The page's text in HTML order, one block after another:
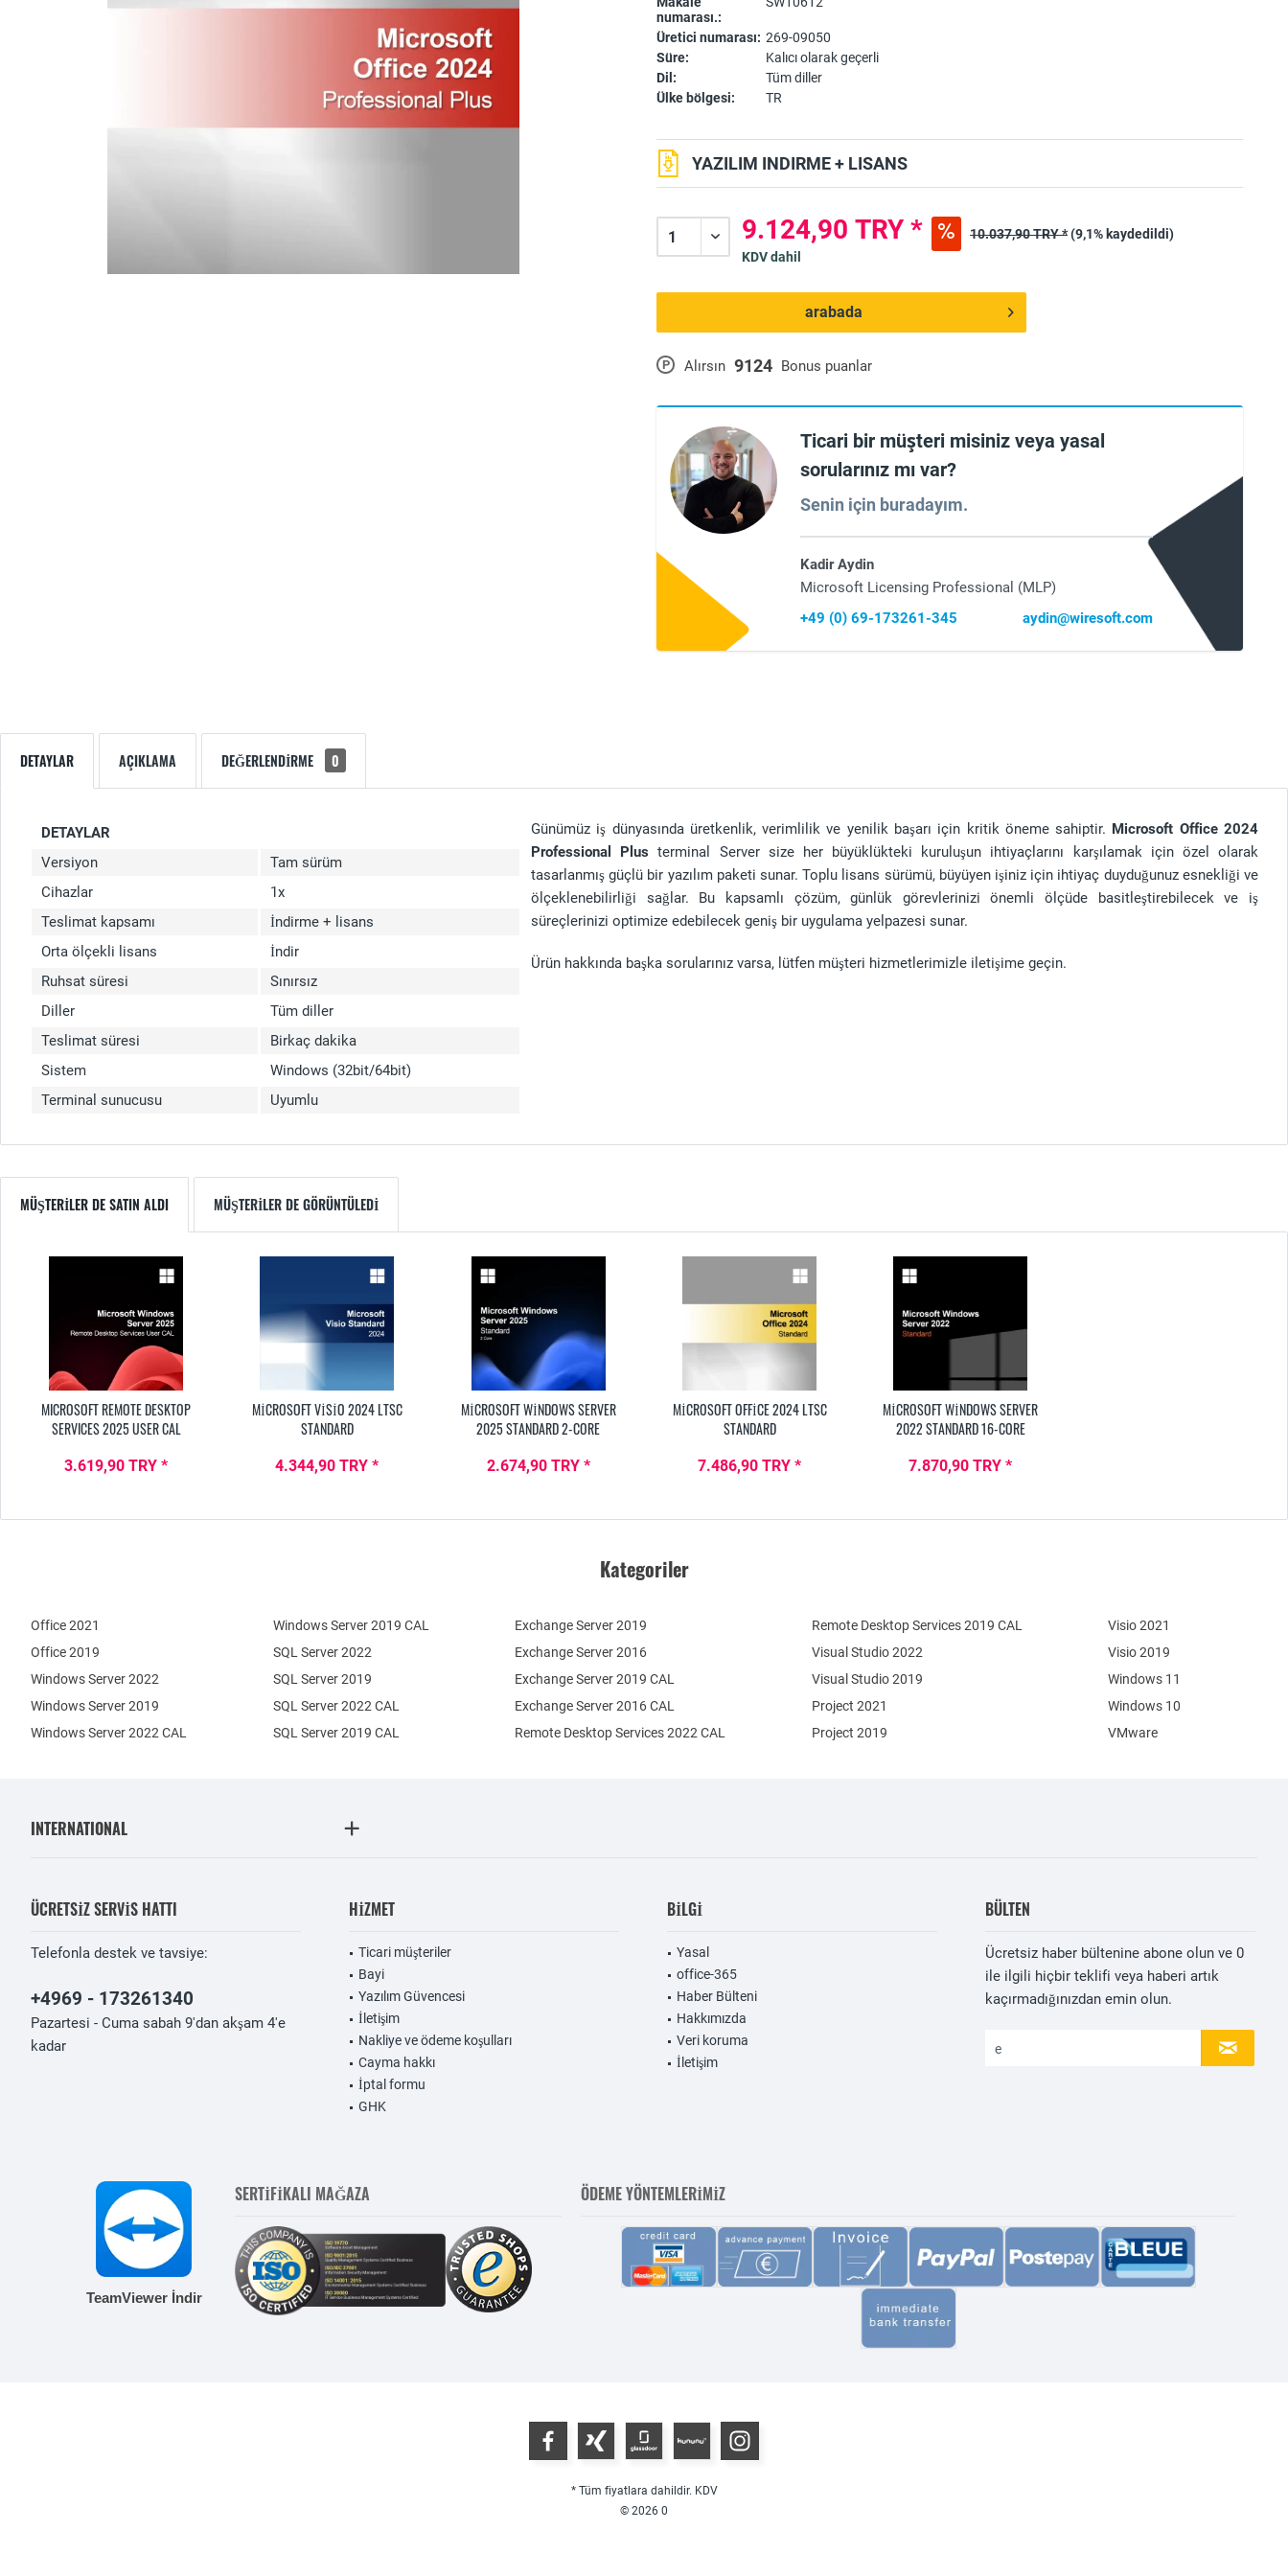
numarası.:
Üretici numarası: 269-09050
Süre:
Kalıcı olarak geçerli
Dil:
Tüm diller
Ülke bölgesi:
TR
P Alırsın 9124 Bonus puanlar
YAZILIM INDIRME + LISANS
9.124,90 TRY * 10.037,90 TRY *(9,1% kaydedildi)
KDV dahil
arabada
Ticari bir müşteri misiniz veya yasal
sorularınız mı var?
Senin için buradayım.
Kadir Aydin
Microsoft Licensing Professional (MLP)
+49 (0) 69-173261-345
aydin@wiresoft.com
DETAYLAR AÇIKLAMA DEĞERLENDIRME 0
DETAYLAR
Versiyon
Tam sürüm
Cihazlar
1x
Teslimat kapsamı
İndirme + lisans
Orta ölçekli lisans
İndir
Ruhsat süresi
Sınırsız
Diller
Tüm diller
Teslimat süresi
Birkaç dakika
Sistem
Windows (32bit/64bit)
Terminal sunucusu
Uyumlu
Günümüz iş dünyasında üretkenlik, verimlilik ve yenilik başarı için kritik öneme sahiptir. Microsoft Office 2024
Professional Plus terminal Server size her büyüklükteki kuruluşun ihtiyaçlarını karşılamak için özel olarak
tasarlanmış güçlü bir yazılım paketi sunar. Toplu lisans sürümü, büyüyen işiniz için ihtiyaç duyduğunuz esnekliği ve
ölçeklenebilirliği sağlar. Bu kapsamlı çözüm, günlük görevlerinizi önemli ölçüde basitleştirebilecek ve iş
süreçlerinizi optimize edebilecek geniş bir uygulama yelpazesi sunar.
Ürün hakkında başka sorularınız varsa, lütfen müşteri hizmetlerimizle iletişime geçin.
MÜŞTERILER DE SATIN ALDI MÜŞTERILER DE GÖRÜNTÜLEDI
MICROSOFT REMOTE DESKTOP
SERVICES 2025 USER CAL
3.619,90 TRY *
MICROSOFT VISIO 2024 LTSC
STANDARD
4.344,90 TRY *
MICROSOFT WINDOWS SERVER
2025 STANDARD 2-CORE
2.674,90 TRY *
MICROSOFT OFFICE 2024 LTSC
STANDARD
7.486,90 TRY *
MICROSOFT WINDOWS SERVER
2022 STANDARD 16-CORE
7.870,90 TRY *
Kategoriler
Office 2021
Office 2019
Windows Server 2022
Windows Server 2019
Exchange Server 2019
Exchange Server 2016
SQL Server 2022
SQL Server 2019
Windows Server 2022 CAL
Windows Server 2019 CAL
SQL Server 2022 CAL
SQL Server 2019 CAL
Remote Desktop Services 2022 CAL
Remote Desktop Services 2019 CAL
Exchange Server 2019 CAL
Exchange Server 2016 CAL
Visual Studio 2022
Visual Studio 2019
Project 2021
Project 2019
Visio 2021
Visio 2019
Windows 11
Windows 10
VMware
INTERNATIONAL
ÜCRETSIZ SERVIS HATTI
Telefonla destek ve tavsiye:
+4969 - 173261340
Pazartesi - Cuma sabah 9'dan akşam 4'e
kadar
HIZMET
Ticari müşteriler
Bayi
Yazılım Güvencesi
İletişim
Nakliye ve ödeme koşulları
Cayma hakkı
İptal formu
GHK
BILGI
Yasal
office-365
Haber Bülteni
Hakkımızda
Veri koruma
İletişim
BÜLTEN
Ücretsiz haber bültenine abone olun ve 0
ile ilgili hiçbir teklifi veya haberi artık
kaçırmadığınızdan emin olun.
TeamViewer İndir
SERTİFİKALI MAĞAZA ÖDEME YÖNTEMLERIMIZ
* Tüm fiyatlara dahildir. KDV
© 2026 0